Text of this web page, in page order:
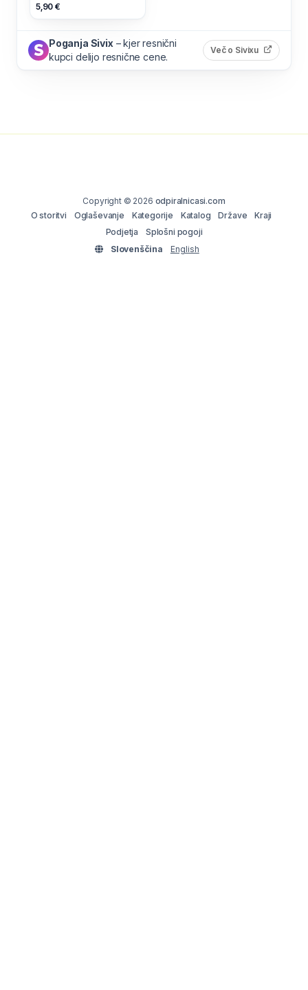
5,90 €
Poganja Sivix – kjer resnični
kupci delijo resnične cene.
Več o Sivixu (odpre
Copyright © 2026 odpiralnicasi.com
O storitvi
Oglaševanje Kategorije Katalog Države
Kraji
Podjetja
Splošni pogoji
Slovenščina
English